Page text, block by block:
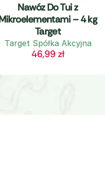
Nawóz Do Tui z
– 4 kg
Target
Target Spółka Akcyjna
46,99 zł